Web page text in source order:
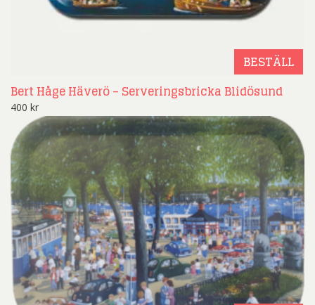
BESTÄLL
Bert Håge Häverö – Serveringsbricka Blidösund
400 kr